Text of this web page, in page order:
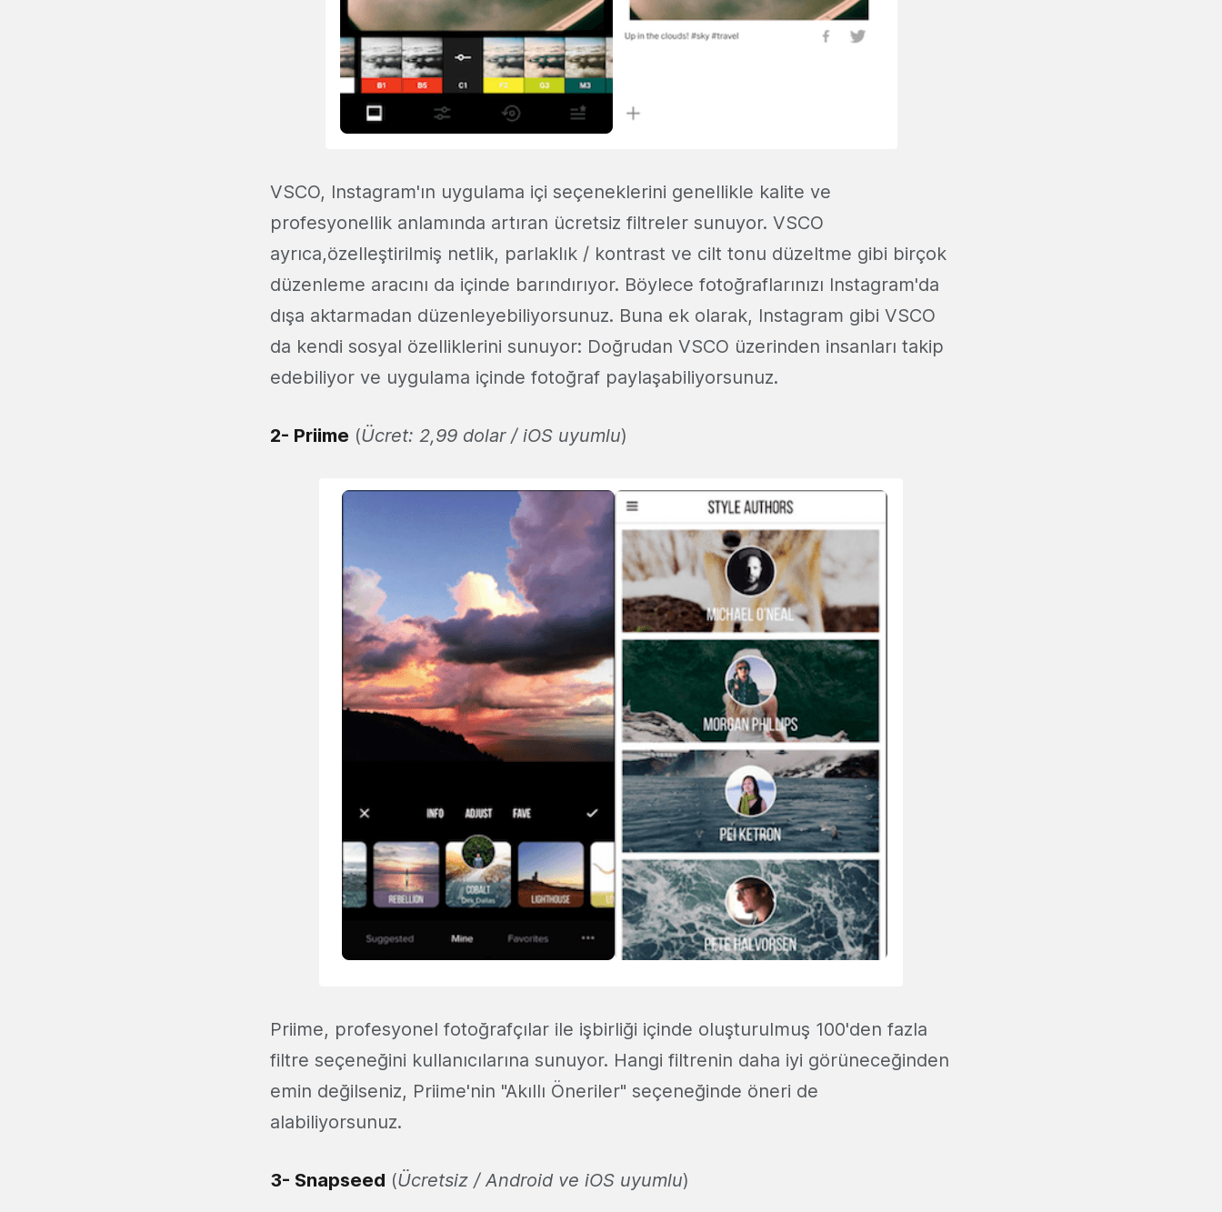
VSCO, Instagram'ın uygulama içi seçeneklerini genellikle kalite ve
profesyonellik anlamında artıran ücretsiz filtreler sunuyor. VSCO
ayrıca,özelleştirilmiş netlik, parlaklık / kontrast ve cilt tonu düzeltme gibi birçok
düzenleme aracını da içinde barındırıyor. Böylece fotoğraflarınızı Instagram'da
dışa aktarmadan düzenleyebiliyorsunuz. Buna ek olarak, Instagram gibi VSCO
da kendi sosyal özelliklerini sunuyor: Doğrudan VSCO üzerinden insanları takip
edebiliyor ve uygulama içinde fotoğraf paylaşabiliyorsunuz.
2- Priime (Ücret: 2,99 dolar / iOS uyumlu)
Priime, profesyonel fotoğrafçılar ile işbirliği içinde oluşturulmuş 100'den fazla
filtre seçeneğini kullanıcılarına sunuyor. Hangi filtrenin daha iyi görüneceğinden
emin değilseniz, Priime'nin "Akıllı Öneriler" seçeneğinde öneri de
alabiliyorsunuz.
3- Snapseed (Ücretsiz / Android ve iOS uyumlu)